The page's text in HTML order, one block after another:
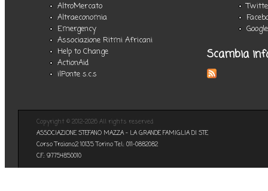
AltroMercato
Altraeconomia
Emergency
Associazione Ritmi Africani
Help to Change
ActionAid
ilPonte s.c.s
Scambia
Copyright © 2012-2026 All rights reserved
ASSOCIAZIONE STEFANO MAZZA - LA GRANDE FAMIGLIA DI STE
Corso Traiano,2 10135 Torino Tel.: 011-0882082
C.F.: 97754850010